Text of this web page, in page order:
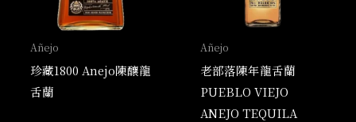
Añejo
珍藏1800 Anejo陳釀龍
舌蘭
Añejo
老部落陳年龍舌蘭
PUEBLO VIEJO
ANEJO TEQUILA